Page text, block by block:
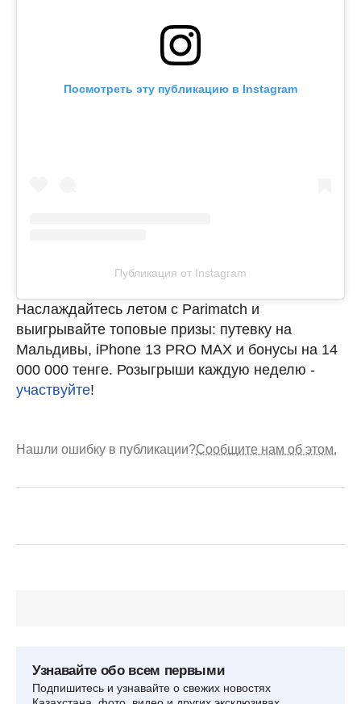
Посмотреть эту публикацию в Instagram
Публикация от Instagram
Наслаждайтесь летом с Parimatch и
выигрывайте топовые призы: путевку на
Мальдивы, iPhone 13 PRO MAX и бонусы на 14
000 000 тенге. Розыгрыши каждую неделю -
участвуйте!
Нашли ошибку в публикации?Сообщите нам об этом.
Узнавайте обо всем первыми
Подпишитесь и узнавайте о свежих новостях